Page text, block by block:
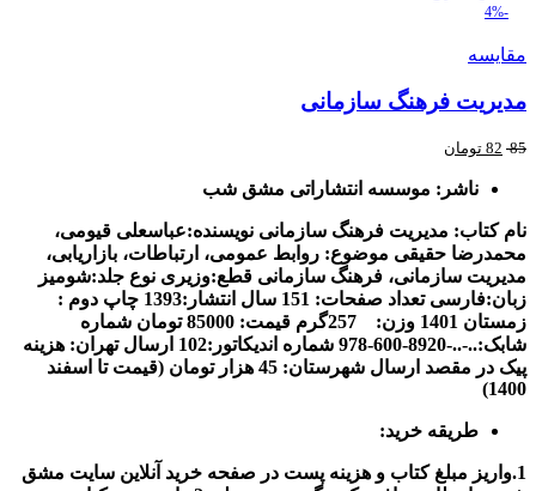
-4%
مقایسه
مدیریت فرهنگ سازمانی
85
82 تومان
ناشر: موسسه انتشاراتی مشق شب
نام کتاب: مدیریت فرهنگ سازمانی نويسنده:عباسعلی قیومی،
محمدرضا حقیقی موضوع: روابط عمومی، ارتباطات، بازاریابی،
مدیریت سازمانی، فرهنگ سازمانی قطع:وزیری نوع جلد:شومیز
زبان:فارسی تعداد صفحات: 151 سال انتشار:1393
چاپ دوم :
زمستان 1401
وزن: 257گرم قیمت: 85000 تومان
شماره
شابک:..-..-8920-600-978
شماره اندیکاتور:102
ارسال تهران: هزینه
پیک در مقصد
ارسال شهرستان: 45 هزار تومان (قیمت تا اسفند
1400)
طریقه خرید:
1.واریز مبلغ کتاب و هزینه پست در صفحه خرید آنلاین سایت مشق